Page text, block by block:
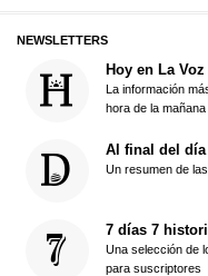
NEWSLETTERS
Hoy en La Voz
La información
hora de la mañana
Al final del día
Un resumen de
7 días 7
Una selección de
para suscriptores